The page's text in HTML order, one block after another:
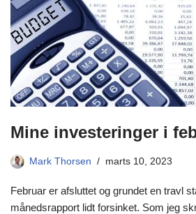
Mine investeringer i
Mark Thorsen marts 10, 2023
Februar er afsluttet og grundet en travl
månedsrapport lidt forsinket. Som jeg